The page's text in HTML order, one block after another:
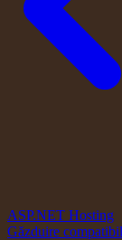
ASP.NET Hosting
Găzduire